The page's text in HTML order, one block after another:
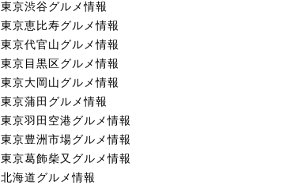
東京渋谷グルメ情報
東京恵比寿グルメ情報
東京代官山グルメ情報
東京目黒区グルメ情報
東京大岡山グルメ情報
東京蒲田グルメ情報
東京羽田空港グルメ情報
東京豊洲市場グルメ情報
東京葛飾柴又グルメ情報
北海道グルメ情報